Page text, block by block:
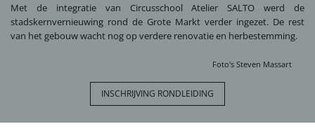
Met de integratie van Circusschool Atelier SALTO werd de
stadskernvernieuwing rond de Grote Markt verder ingezet. De rest
van het gebouw wacht nog op verdere renovatie en herbestemming.
Foto's Steven Massart
INSCHRIJVING RONDLEIDING